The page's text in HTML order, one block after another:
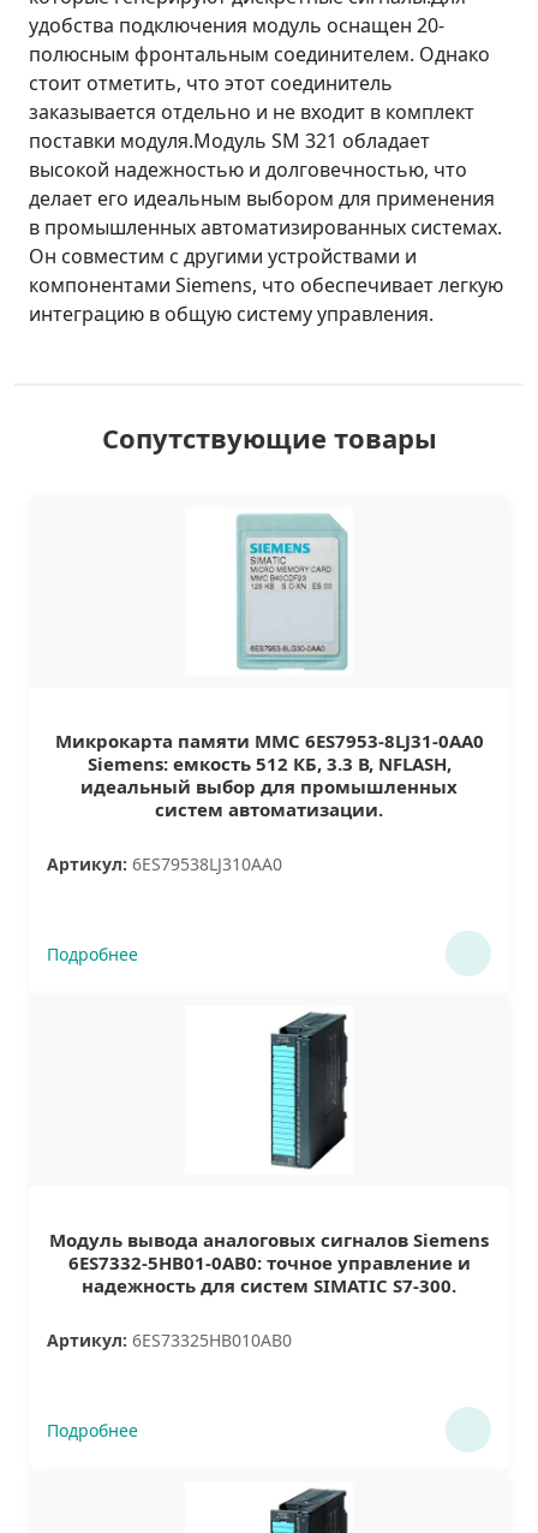
удобства подключения модуль оснащен 20-
полюсным фронтальным соединителем. Однако
стоит отметить, что этот соединитель
заказывается отдельно и не входит в комплект
поставки модуля.Модуль SM 321 обладает
высокой надежностью и долговечностью, что
делает его идеальным выбором для применения
в промышленных автоматизированных системах.
Он совместим с другими устройствами и
компонентами Siemens, что обеспечивает легкую
интеграцию в общую систему управления.
Сопутствующие товары
Микрокарта памяти MMC 6ES7953-8LJ31-0AA0
Siemens: емкость 512 КБ, 3.3 В, NFLASH,
идеальный выбор для промышленных
систем автоматизации.
Артикул: 6ES79538LJ310AA0
Подробнее
Модуль вывода аналоговых сигналов Siemens
6ES7332-5HB01-0AB0: точное управление и
надежность для систем SIMATIC S7-300.
Артикул: 6ES73325HB010AB0
Подробнее